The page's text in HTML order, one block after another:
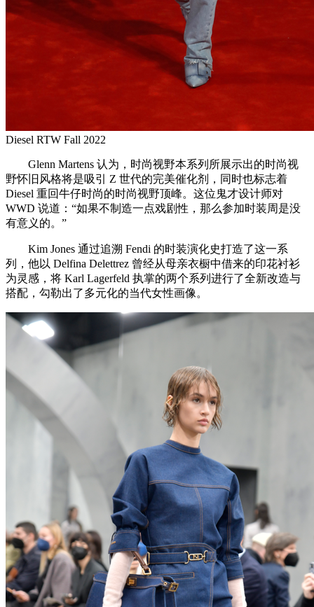
Diesel RTW Fall 2022
Glenn Martens 认为，时尚视野本系列所展示出的时尚视
野怀旧风格将是吸引 Z 世代的完美催化剂，同时也标志着
Diesel 重回牛仔时尚的时尚视野顶峰。这位鬼才设计师对
WWD 说道：“如果不制造一点戏剧性，那么参加时装周是没
有意义的。”
Kim Jones 通过追溯 Fendi 的时装演化史打造了这一系
列，他以 Delfina Delettrez 曾经从母亲衣橱中借来的印花衬衫
为灵感，将 Karl Lagerfeld 执掌的两个系列进行了全新改造与
搭配，勾勒出了多元化的当代女性画像。